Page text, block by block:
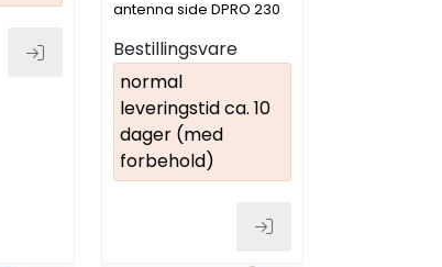
antenna side DPRO 230
Bestillingsvare
normal
leveringstid ca. 10
dager (med
forbehold)